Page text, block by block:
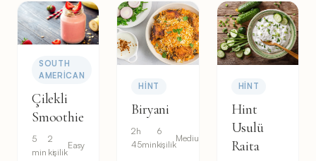
SOUTH
AMERICAN
Çilekli
Smoothie
5
min
2
kişilik
Easy
HINT
Biryani
2h
45min
6
kişilik
Medium
HINT
Hint
Usulü
Raita